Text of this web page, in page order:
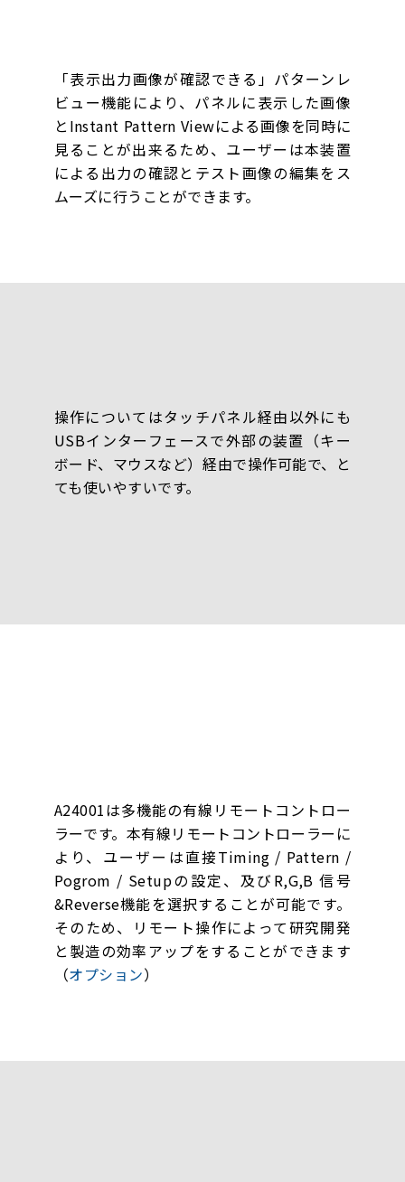
「表示出力画像が確認できる」パターンレ
ビュー機能により、パネルに表示した画像
とInstant Pattern Viewによる画像を同時に
見ることが出来るため、ユーザーは本装置
による出力の確認とテスト画像の編集をス
ムーズに行うことができます。
操作についてはタッチパネル経由以外にも
USBインターフェースで外部の装置（キー
ボード、マウスなど）経由で操作可能で、と
ても使いやすいです。
A24001は多機能の有線リモートコントロー
ラーです。本有線リモートコントローラーに
より、ユーザーは直接Timing / Pattern /
Pogrom / Setupの設定、及びR,G,B 信号
&Reverse機能を選択することが可能です。
そのため、リモート操作によって研究開発
と製造の効率アップをすることができます
（オプション）